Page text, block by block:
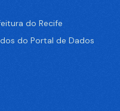
do Recife
do Portal de Dados